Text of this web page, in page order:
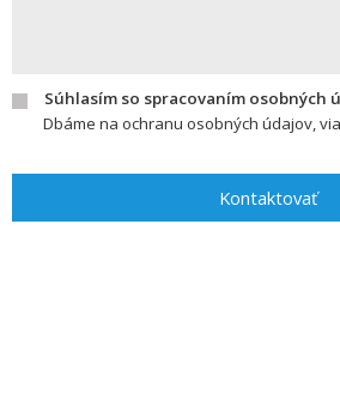
Súhlasím so spracovaním osobných
Dbáme na ochranu osobných údajov,
Kontaktovať